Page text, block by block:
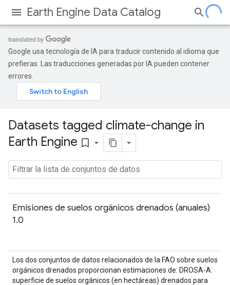
Earth Engine Data Catalog
Google usa tecnología de IA para traducir contenido al idioma que
prefieras. Las traducciones generadas por IA pueden contener
errores.
Datasets tagged climate-change in
Earth Engine bookmark_border
Emisiones de suelos orgánicos drenados (anuales)
1.0
Los dos conjuntos de datos relacionados de la FAO sobre suelos
orgánicos drenados proporcionan estimaciones de: DROSA-A:
superficie de suelos orgánicos (en hectáreas) drenados para